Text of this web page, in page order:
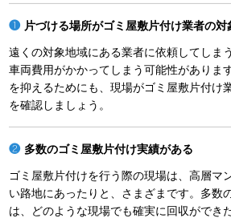
片づける場所がゴミ屋敷片付け業者の対
遠くの対象地域にある業者に依頼してしま
車両費用がかかってしまう可能性がありま
を抑えるためにも、現場がゴミ屋敷片付け
を確認しましょう。
多数のゴミ屋敷片付け実績がある
ゴミ屋敷片付けを行う際の現場は、高層マ
い路地にあったりと、さまざまです。多数
は、どのような現場でも確実に回収ができ